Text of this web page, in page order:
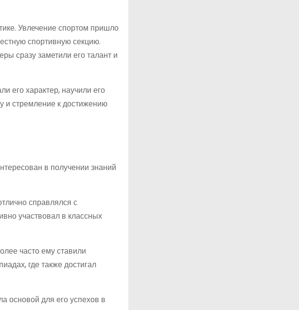
Увлечение спортом пришло
спортивную секцию.
сразу заметили его талант и
его характер, научили его
и стремление к достижению
в получении знаний
справлялся с
участвовал в классных
часто ему ставили
где также достигал
основой для его успехов в